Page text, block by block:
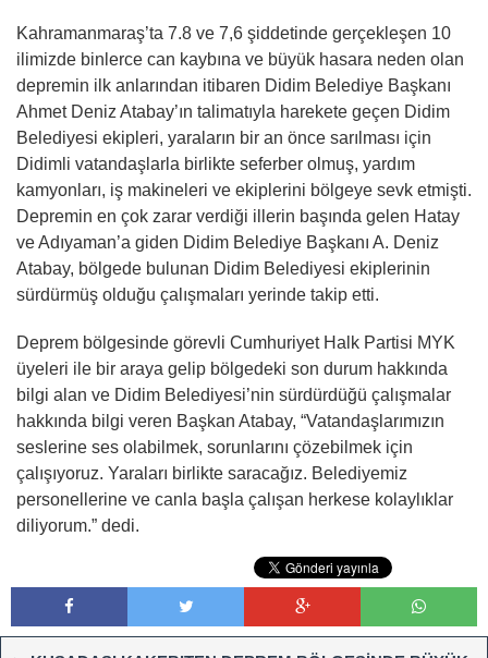
Kahramanmaraş’ta 7.8 ve 7,6 şiddetinde gerçekleşen 10
ilimizde binlerce can kaybına ve büyük hasara neden olan
depremin ilk anlarından itibaren Didim Belediye Başkanı
Ahmet Deniz Atabay’ın talimatıyla harekete geçen Didim
Belediyesi ekipleri, yaraların bir an önce sarılması için
Didimli vatandaşlarla birlikte seferber olmuş, yardım
kamyonları, iş makineleri ve ekiplerini bölgeye sevk etmişti.
Depremin en çok zarar verdiği illerin başında gelen Hatay
ve Adıyaman’a giden Didim Belediye Başkanı A. Deniz
Atabay, bölgede bulunan Didim Belediyesi ekiplerinin
sürdürmüş olduğu çalışmaları yerinde takip etti.
Deprem bölgesinde görevli Cumhuriyet Halk Partisi MYK
üyeleri ile bir araya gelip bölgedeki son durum hakkında
bilgi alan ve Didim Belediyesi’nin sürdürdüğü çalışmalar
hakkında bilgi veren Başkan Atabay, “Vatandaşlarımızın
seslerine ses olabilmek, sorunlarını çözebilmek için
çalışıyoruz. Yaraları birlikte saracağız. Belediyemiz
personellerine ve canla başla çalışan herkese kolaylıklar
diliyorum.” dedi.